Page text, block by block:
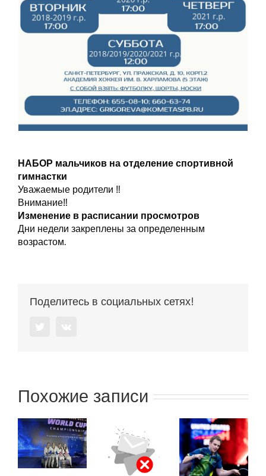
НАБОР мальчиков на отделение спортивной
гимнастки
Уважаемые родители ‼️
Внимание‼️
Изменение в расписании просмотров
Дни недели закреплены за определенным
возрастом.
Поделитесь в социальных сетях!
Похожие записи